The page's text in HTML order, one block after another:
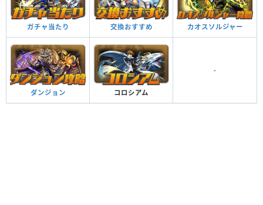
ガチャ当たり 交換おすすめ カオスソルジャー
ダンジョン コロシアム
-